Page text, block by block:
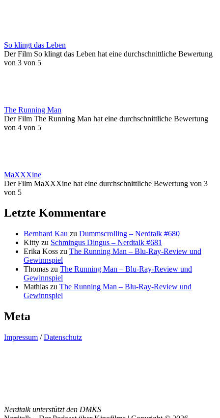
So klingt das Leben
Der Film So klingt das Leben hat eine durchschnittliche Bewertung
von 3 von 5
The Running Man
Der Film The Running Man hat eine durchschnittliche Bewertung
von 4 von 5
MaXXXine
Der Film MaXXXine hat eine durchschnittliche Bewertung von 3
von 5
Letzte Kommentare
Bernhard Kau zu Dummscrolling – Nerdtalk #680
Kitty zu Schmingus Dingus – Nerdtalk #681
Erika Koss zu The Running Man – Blu-Ray-Review und
Gewinnspiel
Thomas zu The Running Man – Blu-Ray-Review und
Gewinnspiel
Mathias zu The Running Man – Blu-Ray-Review und
Gewinnspiel
Meta
Impressum /Datenschutz
Nerdtalk unterstützt den DMKS